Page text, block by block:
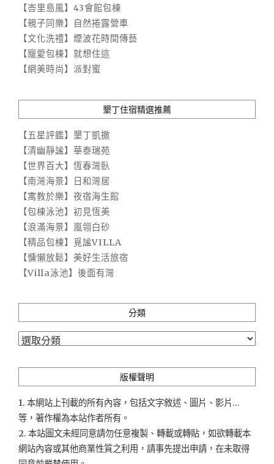
【峇里島風】43會館包棟
【親子同樂】自然捲露營車
【文化洗禮】煙波花時間傳藝
【寵愛包棟】就想住這
【網美時尚】派對蜜
墾丁住宿精選推薦
【五星評鑑】墾丁凱撒
【清幽靜謐】華泰瑞苑
【世界百大】恆春灣臥
【南灣海景】日和灣居
【寓教於樂】夜宿海生館
【包棟泳池】初見恆美
【浪滿海景】嵐翎白砂
【精品包棟】覓謐VILLA
【慵懶放鬆】美好生活旅宿
【Villa泳池】後面有灣
分類
分
版權聲明
1. 本網站上刊載的所有內容，包括文字敘述、圖片、影片...
等，著作權為本站作者所有。
2. 本站圖文未經同意請勿任意複製、轉載或轉貼，如欲轉載本
網站內容或其他商業性質之利用，請事先提出申請，在未取得